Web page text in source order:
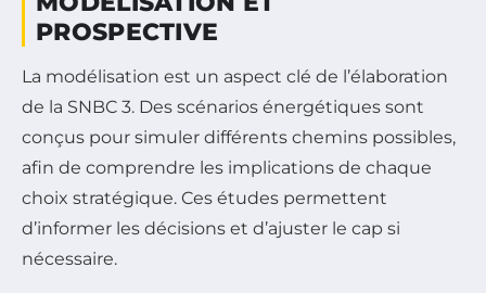
PROSPECTIVE
La modélisation est un aspect clé de l’élaboration
de la SNBC 3. Des scénarios énergétiques sont
conçus pour simuler différents chemins possibles,
afin de comprendre les implications de chaque
choix stratégique. Ces études permettent
d’informer les décisions et d’ajuster le cap si
nécessaire.